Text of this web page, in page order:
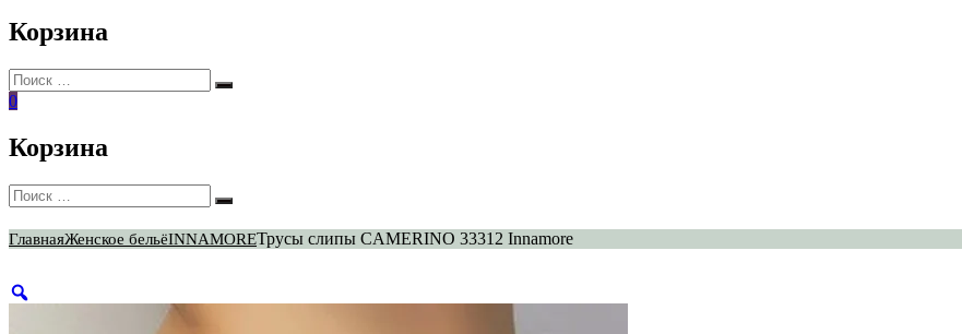
Корзина
Искать:
Поиск
0
Корзина
Искать:
Поиск
ГлавнаяЖенское бельёINNAMOREТрусы слипы CAMERINO 33312 Innamore